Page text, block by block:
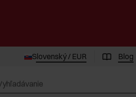
Slovenský / EUR Blog